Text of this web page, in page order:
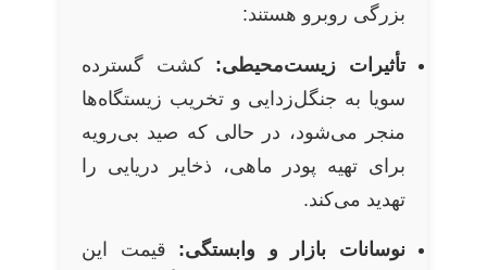
بزرگی روبرو هستند:
تأثیرات زیست‌محیطی: کشت گسترده
سویا به جنگل‌زدایی و تخریب زیستگاه‌ها
منجر می‌شود، در حالی که صید بی‌رویه
برای تهیه پودر ماهی، ذخایر دریایی را
تهدید می‌کند.
نوسانات بازار و وابستگی: قیمت این